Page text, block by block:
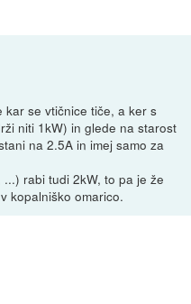
kar se vtičnice tiče, a ker s
niti 1kW) in glede na starost
na 2.5A in imej samo za
rabi tudi 2kW, to pa je že
kopalniško omarico.